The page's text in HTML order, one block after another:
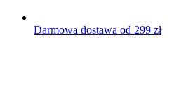
Darmowa dostawa od 299 zł